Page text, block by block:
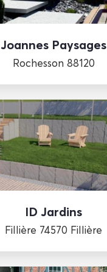
Joannes Paysages
Rochesson 88120
ID Jardins
Fillière 74570 Fillière